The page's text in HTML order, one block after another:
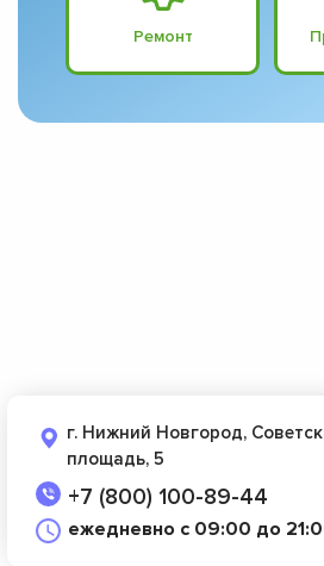
Ремонт
г. Нижний Новгород,
площадь, 5
+7 (800) 100-89-44
ежедневно с 09:00 до